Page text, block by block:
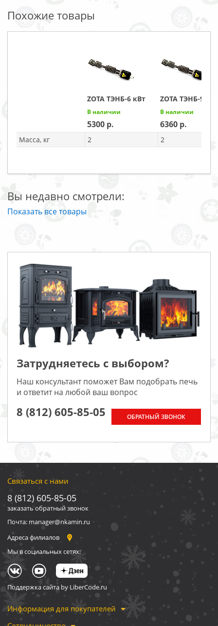
Похожие товары
ZOTA ТЭНБ-6 кВт
В наличии
5300
ZOTA ТЭНБ-9 кВт
В наличии
6360
Масса, кг 2 2
Вы недавно смотрели:
Показать все товары
Затрудняетесь с выбором?
Наш консультант поможет Вам подобрать печь
и ответит на любой ваш вопрос
8 (812) 605-85-05 ОБРАТНЫЙ ЗВОНОК
Связаться с нами
8 (812) 605-85-05
заказать обратный звонок
Почта: manager@nkamin.ru
Адреса филиалов
Мы в социальных сетях:
Поддержка сайта by LiberCode.ru
Информация для покупателей